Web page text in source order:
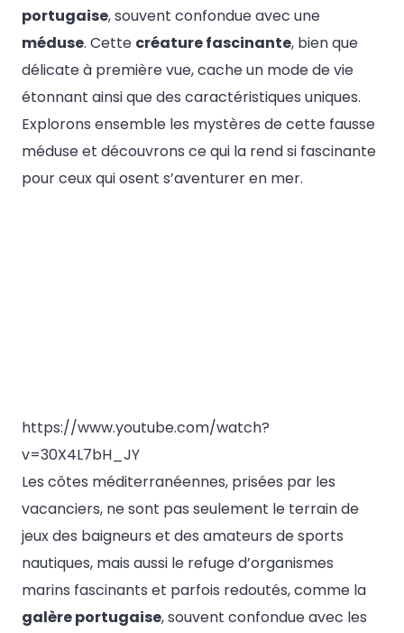
portugaise, souvent confondue avec une
méduse. Cette créature fascinante, bien que
délicate à première vue, cache un mode de vie
étonnant ainsi que des caractéristiques uniques.
Explorons ensemble les mystères de cette fausse
méduse et découvrons ce qui la rend si fascinante
pour ceux qui osent s’aventurer en mer.
https://www.youtube.com/watch?
v=30X4L7bH_JY
Les côtes méditerranéennes, prisées par les
vacanciers, ne sont pas seulement le terrain de
jeux des baigneurs et des amateurs de sports
nautiques, mais aussi le refuge d’organismes
marins fascinants et parfois redoutés, comme la
galère portugaise, souvent confondue avec les